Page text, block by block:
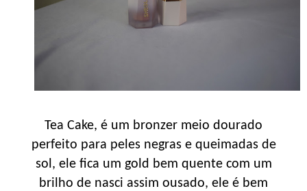
Tea Cake, é um bronzer meio dourado
perfeito para peles negras e queimadas de
sol, ele fica um gold bem quente com um
brilho de nasci assim ousado, ele é bem